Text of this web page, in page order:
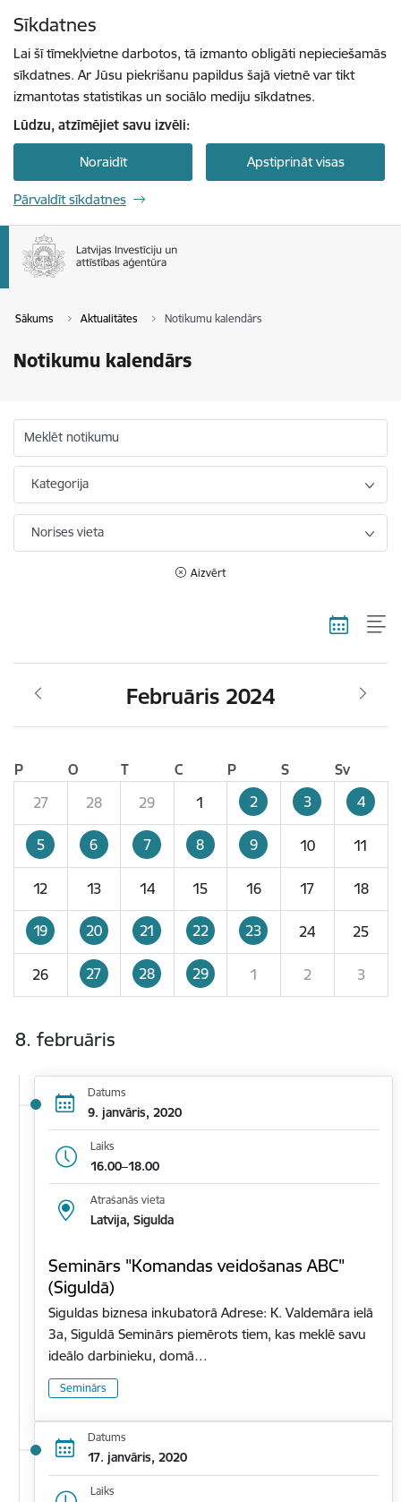
Sīkdatnes
Lai šī tīmekļvietne darbotos, tā izmanto obligāti nepieciešamās
sīkdatnes. Ar Jūsu piekrišanu papildus šajā vietnē var tikt
izmantotas statistikas un sociālo mediju sīkdatnes.
Lūdzu, atzīmējiet savu izvēli:
Noraidīt Apstiprināt visas
Pārvaldīt sīkdatnes
Sākums Aktualitātes Notikumu kalendārs
Notikumu kalendārs
Meklēt notikumu
Kategorija
Norises vieta
Aizvērt
Februāris 2024
P O T C P S
Sv
27
28 29 1 2 3 4
5 6 7 8 9 10 11
12 13 14 15 16 17 18
19 20 21 22 23 24 25
26 27 28 29 1 2 3
8. februāris
Datums
9. janvāris, 2020
Laiks
16.00–18.00
Atrašanās vieta
Latvija, Sigulda
Seminārs "Komandas veidošanas ABC"
(Siguldā)
Siguldas biznesa inkubatorā Adrese: K. Valdemāra ielā
3a, Siguldā Seminārs piemērots tiem, kas meklē savu
ideālo darbinieku, domā…
Seminārs
Datums
17. janvāris, 2020
Laiks